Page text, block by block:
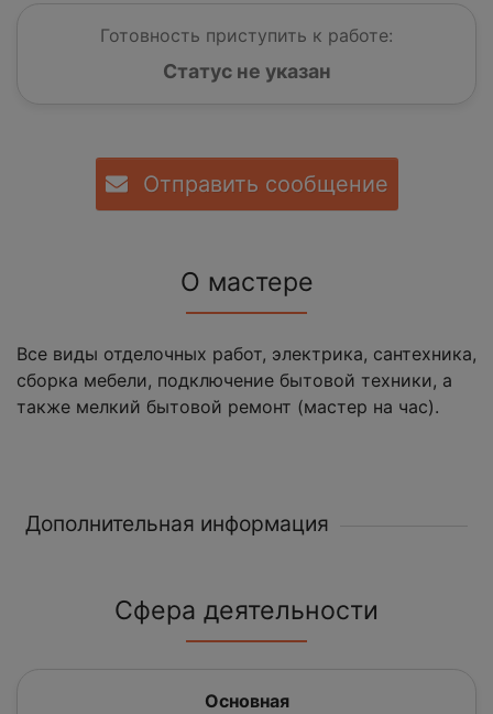
Готовность приступить к работе:
Статус не указан
Отправить сообщение
О мастере
Все виды отделочных работ, электрика, сантехника,
сборка мебели, подключение бытовой техники, а
также мелкий бытовой ремонт (мастер на час).
Дополнительная информация
Сфера деятельности
Основная